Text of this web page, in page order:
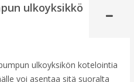
ulkoyksikkö
ulkoyksikön kotelointia
voi asentaa sitä suoralta